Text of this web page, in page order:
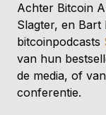
Achter Bitcoin
Slagter, en
bitcoinpodcasts
van hun
de media, of
conferentie.